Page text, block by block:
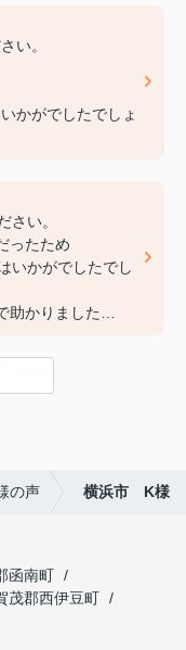
い。
かがでしたでしょ
や、その他ご意
お聞かせくださ
さい。
ったため
いかがでしたでし
助かりました
。
せ出来ました
の声 横浜市 K様
函南町
茂郡西伊豆町